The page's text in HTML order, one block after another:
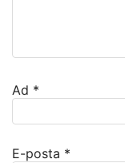
Ad *
E-posta *